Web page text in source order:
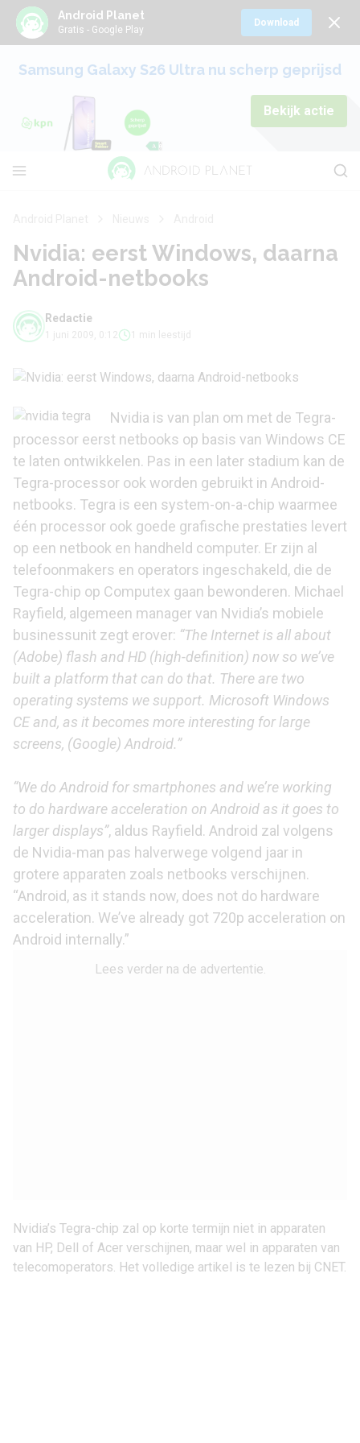
Android Planet
Gratis - Google Play
Download
Samsung Galaxy S26 Ultra nu scherp geprijsd
Bekijk actie
Nvidia: eerst Windows, daarna
Android-netbooks
Redactie
1 juni 2009, 0:12 1 min leestijd
Nvidia is van plan om met de Tegra-
processor eerst netbooks op basis van Windows CE
te laten ontwikkelen. Pas in een later stadium kan de
Tegra-processor ook worden gebruikt in Android-
netbooks. Tegra is een system-on-a-chip waarmee
één processor ook goede grafische prestaties levert
op een netbook en handheld computer. Er zijn al
telefoonmakers en operators ingeschakeld, die de
Tegra-chip op Computex gaan bewonderen. Michael
Rayfield, algemeen manager van Nvidia’s mobiele
businessunit zegt erover: “The Internet is all about
(Adobe) flash and HD (high-definition) now so we’ve
built a platform that can do that. There are two
operating systems we support. Microsoft Windows
CE and, as it becomes more interesting for large
screens, (Google) Android.”
“We do Android for smartphones and we’re working
to do hardware acceleration on Android as it goes to
larger displays”, aldus Rayfield. Android zal volgens
de Nvidia-man pas halverwege volgend jaar in
grotere apparaten zoals netbooks verschijnen.
“Android, as it stands now, does not do hardware
acceleration. We’ve already got 720p acceleration on
Android internally.”
Lees verder na de advertentie.
Nvidia’s Tegra-chip zal op korte termijn niet in apparaten
van HP, Dell of Acer verschijnen, maar wel in apparaten van
telecomoperators. Het volledige artikel is te lezen bij CNET.